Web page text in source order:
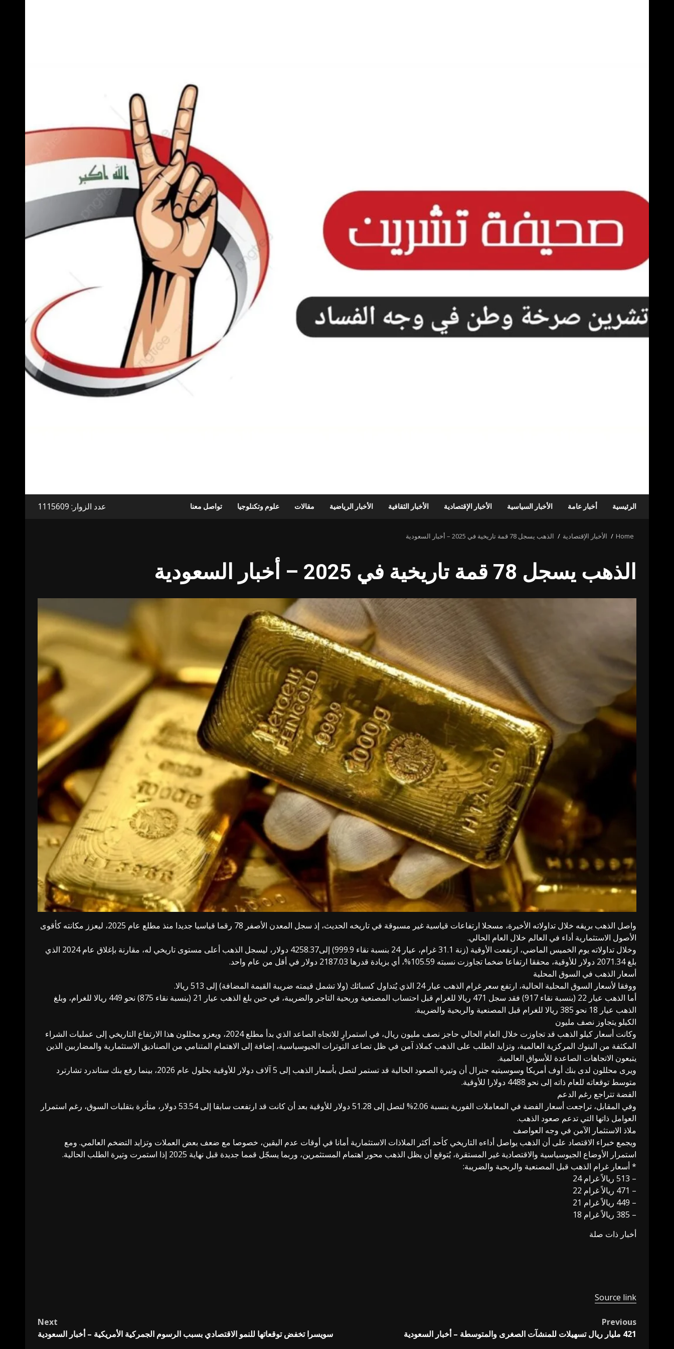
الرئيسية أخبار عامة الأخبار السياسية الأخبار الإقتصادية الأخبار الثقافية الأخبار الرياضية مقالات علوم وتكنلوجيا تواصل معنا عدد الزوار: 1115609
Home الأخبار الإقتصادية الذهب يسجل 78 قمة تاريخية في 2025 – أخبار السعودية
الذهب يسجل 78 قمة تاريخية في 2025 – أخبار السعودية
واصل الذهب بريقه خلال تداولاته الأخيرة، مسجلا ارتفاعات قياسية غير مسبوقة في تاريخه الحديث، إذ سجل المعدن الأصفر 78 رقما قياسيا جديدا منذ مطلع عام 2025، ليعزز مكانته كأقوى
الأصول الاستثمارية أداء في العالم خلال العام الحالي.
وخلال تداولاته يوم الخميس الماضي، ارتفعت الأوقية (زنة 31.1 غرام، عيار 24 بنسبة نقاء 999.9) إلى4258.37 دولار، ليسجل الذهب أعلى مستوى تاريخي له، مقارنة بإغلاق عام 2024 الذي
بلغ 2071.34 دولار للأوقية، محققا ارتفاعا ضخما تجاوزت نسبته 105.59%، أي بزيادة قدرها 2187.03 دولار في أقل من عام واحد.
أسعار الذهب في السوق المحلية
ووفقا لأسعار السوق المحلية الحالية، ارتفع سعر غرام الذهب عيار 24 الذي يُتداول كسبائك (ولا تشمل قيمته ضريبة القيمة المضافة) إلى 513 ريالا.
أما الذهب عيار 22 (بنسبة نقاء 917) فقد سجل 471 ريالا للغرام قبل احتساب المصنعية وربحية التاجر والضريبة، في حين بلغ الذهب عيار 21 (بنسبة نقاء 875) نحو 449 ريالا للغرام، وبلغ
الذهب عيار 18 نحو 385 ريالا للغرام قبل المصنعية والربحية والضريبة.
الكيلو يتجاوز نصف مليون
وكانت أسعار كيلو الذهب قد تجاوزت خلال العام الحالي حاجز نصف مليون ريال، في استمرارٍ للاتجاه الصاعد الذي بدأ مطلع 2024، ويعزو محللون هذا الارتفاع التاريخي إلى عمليات الشراء
المكثفة من البنوك المركزية العالمية، وتزايد الطلب على الذهب كملاذ آمن في ظل تصاعد التوترات الجيوسياسية، إضافة إلى الاهتمام المتنامي من الصناديق الاستثمارية والمضاربين الذين
يتبعون الاتجاهات الصاعدة للأسواق العالمية.
ويرى محللون لدى بنك أوف أمريكا وسوسيتيه جنرال أن وتيرة الصعود الحالية قد تستمر لتصل بأسعار الذهب إلى 5 آلاف دولار للأوقية بحلول عام 2026، بينما رفع بنك ستاندرد تشارترد
متوسط توقعاته للعام ذاته إلى نحو 4488 دولارا للأوقية.
الفضة تتراجع رغم الدعم
وفي المقابل، تراجعت أسعار الفضة في المعاملات الفورية بنسبة 2.06% لتصل إلى 51.28 دولار للأوقية بعد أن كانت قد ارتفعت سابقا إلى 53.54 دولار، متأثرة بتقلبات السوق، رغم استمرار
العوامل ذاتها التي تدعم صعود الذهب.
ملاذ الاستثمار الآمن في وجه العواصف
ويجمع خبراء الاقتصاد على أن الذهب يواصل أداءه التاريخي كأحد أكثر الملاذات الاستثمارية أمانا في أوقات عدم اليقين، خصوصا مع ضعف بعض العملات وتزايد التضخم العالمي. ومع
استمرار الأوضاع الجيوسياسية والاقتصادية غير المستقرة، يُتوقع أن يظل الذهب محور اهتمام المستثمرين، وربما يسجّل قمما جديدة قبل نهاية 2025 إذا استمرت وتيرة الطلب الحالية.
* أسعار غرام الذهب قبل المصنعية والربحية والضريبة:
– 513 ريالاً غرام 24
– 471 ريالاً غرام 22
– 449 ريالاً غرام 21
– 385 ريالاً غرام 18
أخبار ذات صلة
Source link
Post
navigation
Previous
421 مليار ريال تسهيلات للمنشآت الصغرى والمتوسطة – أخبار السعودية
Next
سويسرا تخفض توقعاتها للنمو الاقتصادي بسبب الرسوم الجمركية الأمريكية – أخبار السعودية